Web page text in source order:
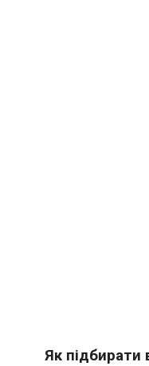
Як підбирати